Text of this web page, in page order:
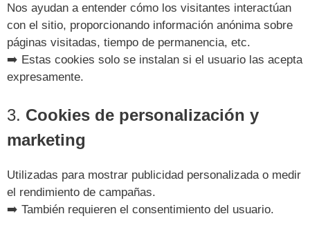
Nos ayudan a entender cómo los visitantes interactúan
con el sitio, proporcionando información anónima sobre
páginas visitadas, tiempo de permanencia, etc.
➡️ Estas cookies solo se instalan si el usuario las acepta
expresamente.
3. Cookies de personalización y
marketing
Utilizadas para mostrar publicidad personalizada o medir
el rendimiento de campañas.
➡️ También requieren el consentimiento del usuario.